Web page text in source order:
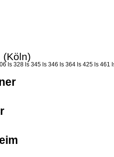
(Köln)
ls 328 ls 345 ls 346 ls 364 ls 425 ls 461